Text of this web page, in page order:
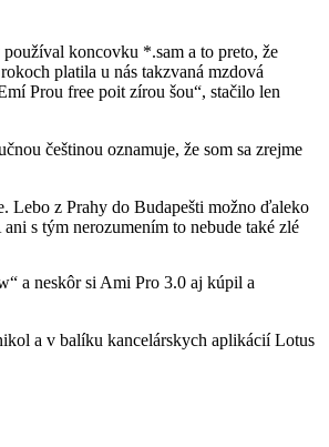
koncovku *.sam a to preto, že
platila u nás takzvaná mzdová
Prou free poit zírou šou“, stačilo len
češtinou oznamuje, že som sa zrejme
Lebo z Prahy do Budapešti možno ďaleko
s tým nerozumením to nebude také zlé
a neskôr si Ami Pro 3.0 aj kúpil a
a v balíku kancelárskych aplikácií Lotus